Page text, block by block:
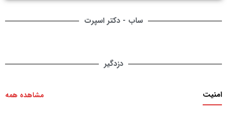
ساب - دکتر اسپرت
دزدگیر
امنیت مشاهده همه